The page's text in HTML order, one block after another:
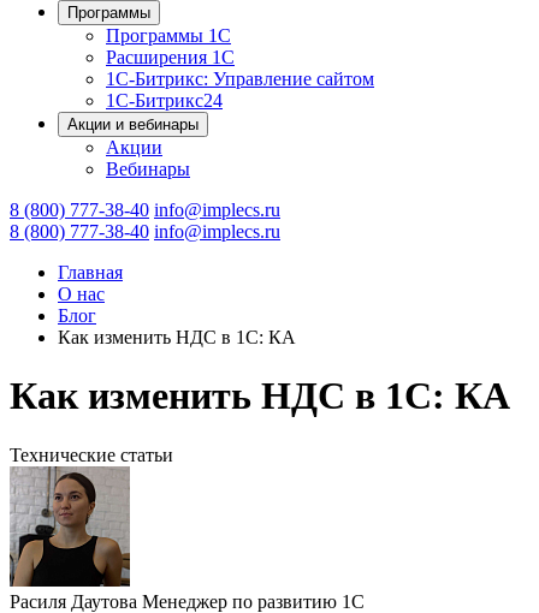
Программы
Программы 1С
Расширения 1С
1С-Битрикс: Управление сайтом
1С-Битрикс24
Акции и вебинары
Акции
Вебинары
8 (800) 777-38-40 info@implecs.ru
8 (800) 777-38-40 info@implecs.ru
Главная
О нас
Блог
Как изменить НДС в 1С: КА
Как изменить НДС в 1С: КА
Технические статьи
Расиля Даутова Менеджер по развитию 1С